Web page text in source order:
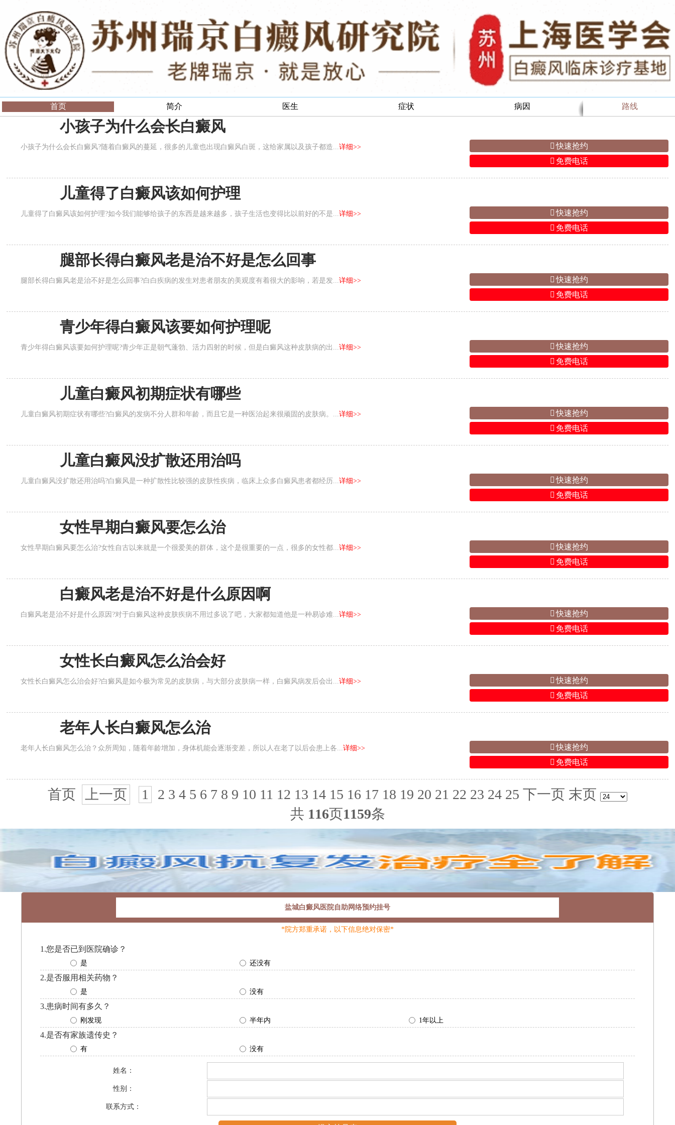
首页 简介 医生 症状 病因 路线
小孩子为什么会长白癜风
小孩子为什么会长白癜风?随着白癜风的蔓延，很多的儿童也出现白癜风白斑，这给家属以及孩子都造...详细>>
快速抢约
免费电话
儿童得了白癜风该如何护理
儿童得了白癜风该如何护理?如今我们能够给孩子的东西是越来越多，孩子生活也变得比以前好的不是...详细>>
快速抢约
免费电话
腿部长得白癜风老是治不好是怎么回事
腿部长得白癜风老是治不好是怎么回事?白白疾病的发生对患者朋友的美观度有着很大的影响，若是发...详细>>
快速抢约
免费电话
青少年得白癜风该要如何护理呢
青少年得白癜风该要如何护理呢?青少年正是朝气蓬勃、活力四射的时候，但是白癜风这种皮肤病的出...详细>>
快速抢约
免费电话
儿童白癜风初期症状有哪些
儿童白癜风初期症状有哪些?白癜风的发病不分人群和年龄，而且它是一种医治起来很顽固的皮肤病。...详细>>
快速抢约
免费电话
儿童白癜风没扩散还用治吗
儿童白癜风没扩散还用治吗?白癜风是一种扩散性比较强的皮肤性疾病，临床上众多白癜风患者都经历...详细>>
快速抢约
免费电话
女性早期白癜风要怎么治
女性早期白癜风要怎么治?女性自古以来就是一个很爱美的群体，这个是很重要的一点，很多的女性都...详细>>
快速抢约
免费电话
白癜风老是治不好是什么原因啊
白癜风老是治不好是什么原因?对于白癜风这种皮肤疾病不用过多说了吧，大家都知道他是一种易诊难...详细>>
快速抢约
免费电话
女性长白癜风怎么治会好
女性长白癜风怎么治会好?白癜风是如今极为常见的皮肤病，与大部分皮肤病一样，白癜风病发后会出...详细>>
快速抢约
免费电话
老年人长白癜风怎么治
老年人长白癜风怎么治？众所周知，随着年龄增加，身体机能会逐渐变差，所以人在老了以后会患上各...详细>>
快速抢约
免费电话
首页 上一页 1 2 3 4 5 6 7 8 9 10 11 12 13 14 15 16 17 18 19 20 21 22 23 24 25 下一页 末页
共 116页1159条
盐城白癜风医院自助网络预约挂号
*院方郑重承诺，以下信息绝对保密*
1.您是否已到医院确诊？
是 还没有
2.是否服用相关药物？
是 没有
3.患病时间有多久？
刚发现 半年内 1年以上
4.是否有家族遗传史？
有 没有
姓名：
性别：
联系方式：